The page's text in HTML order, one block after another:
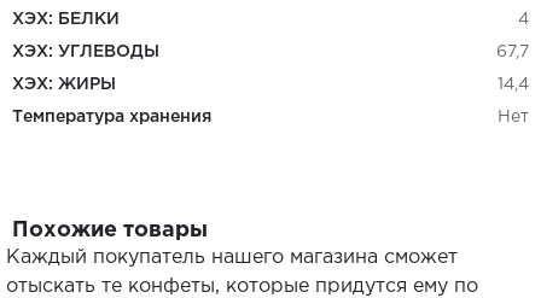
ХЭХ: БЕЛКИ 4
ХЭХ: УГЛЕВОДЫ 67,7
ХЭХ: ЖИРЫ 14,4
Температура хранения Нет
Похожие товары
Каждый покупатель нашего магазина сможет
отыскать те конфеты, которые придутся ему по